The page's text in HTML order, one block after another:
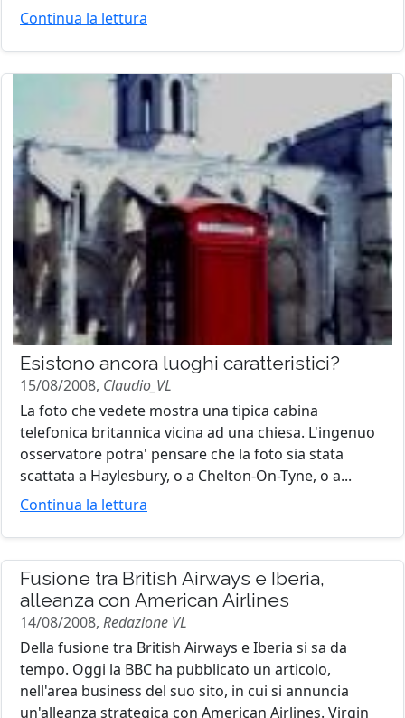
Continua la lettura
Esistono ancora luoghi caratteristici?
15/08/2008, Claudio_VL
La foto che vedete mostra una tipica cabina
telefonica britannica vicina ad una chiesa. L'ingenuo
osservatore potra' pensare che la foto sia stata
scattata a Haylesbury, o a Chelton-On-Tyne, o a...
Continua la lettura
Fusione tra British Airways e Iberia,
alleanza con American Airlines
14/08/2008, Redazione VL
Della fusione tra British Airways e Iberia si sa da
tempo. Oggi la BBC ha pubblicato un articolo,
nell'area business del suo sito, in cui si annuncia
un'alleanza strategica con American Airlines. Virgin